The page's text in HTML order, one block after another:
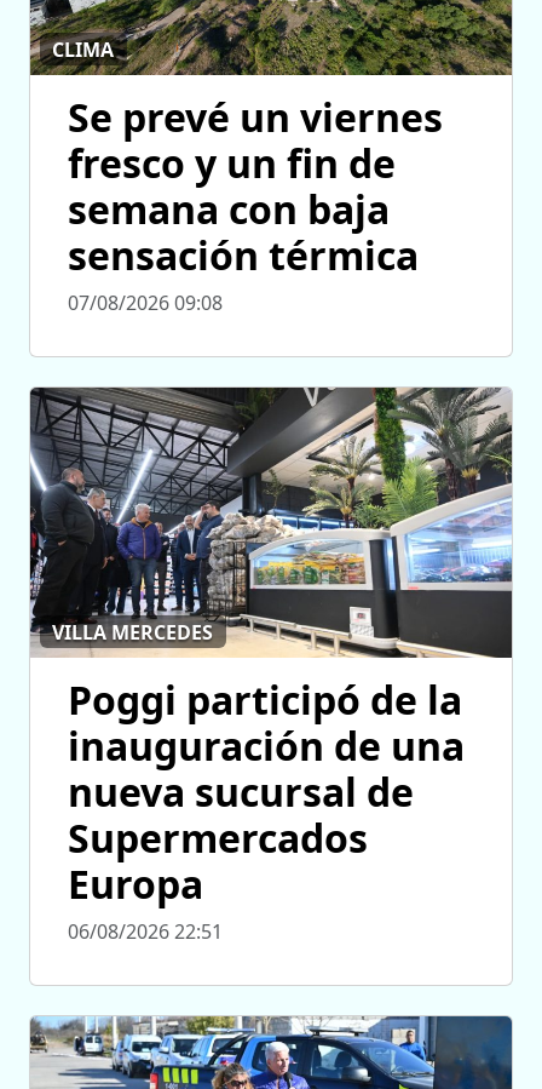
CLIMA
Se prevé un viernes
fresco y un fin de
semana con baja
sensación térmica
07/08/2026 09:08
VILLA MERCEDES
Poggi participó de la
inauguración de una
nueva sucursal de
Supermercados
Europa
06/08/2026 22:51